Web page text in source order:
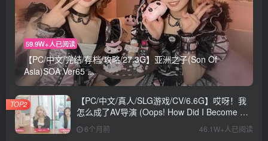
59.9W+人已阅读
【PC/中文/完结/存档/攻略/27.3G】亚洲之子(Son Of
Asia)SOA Ver65 ...
【PC/中文/真人/SLG游戏/CV/6.6G】哎呀！我
怎么成了AV导演 (Oops! How Did I Become An
AV Director?) Ver0.1.1 中文版+真人SLG游戏
+CV+6.6G
6个月前 46.1W+人已阅读
TOP2